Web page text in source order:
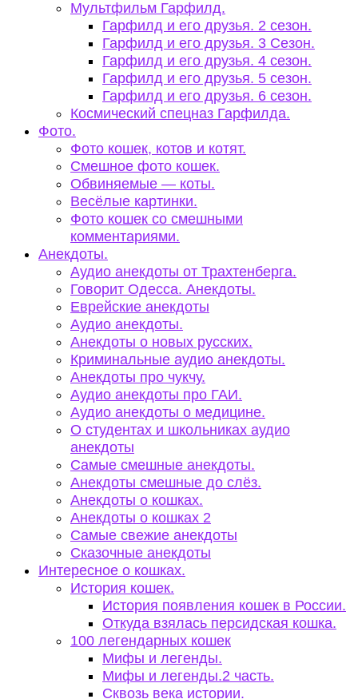
Мультфильм Гарфилд.
Гарфилд и его друзья. 2 сезон.
Гарфилд и его друзья. 3 Сезон.
Гарфилд и его друзья. 4 сезон.
Гарфилд и его друзья. 5 сезон.
Гарфилд и его друзья. 6 сезон.
Космический спецназ Гарфилда.
Фото.
Фото кошек, котов и котят.
Смешное фото кошек.
Обвиняемые — коты.
Весёлые картинки.
Фото кошек со смешными
комментариями.
Анекдоты.
Аудио анекдоты от Трахтенберга.
Говорит Одесса. Анекдоты.
Еврейские анекдоты
Аудио анекдоты.
Анекдоты о новых русских.
Криминальные аудио анекдоты.
Анекдоты про чукчу.
Аудио анекдоты про ГАИ.
Аудио анекдоты о медицине.
О студентах и школьниках аудио
анекдоты
Самые смешные анекдоты.
Анекдоты смешные до слёз.
Анекдоты о кошках.
Анекдоты о кошках 2
Самые свежие анекдоты
Сказочные анекдоты
Интересное о кошках.
История кошек.
История появления кошек в России.
Откуда взялась персидская кошка.
100 легендарных кошек
Мифы и легенды.
Мифы и легенды.2 часть.
Сквозь века истории.